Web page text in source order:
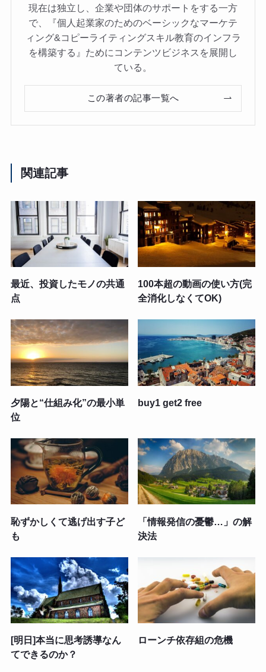
現在は独立し、企業や団体のサポートをする一方
で、『個人起業家のためのベーシックなマーケテ
ィング&コピーライティングスキル教育のインフラ
を構築する』ためにコンテンツビジネスを展開し
ている。
この著者の記事一覧へ
関連記事
最近、投資したモノの共通
点
100本超の動画の使い方(完
全消化しなくてOK)
夕陽と“仕組み化”の最小単
位
buy1 get2 free
恥ずかしくて逃げ出す子ど
も
「情報発信の憂鬱…」の解
決法
[明日]本当に思考誘導なん
てできるのか？
ローンチ依存組の危機